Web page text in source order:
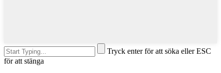
Tryck enter för att söka eller ESC
för att stänga